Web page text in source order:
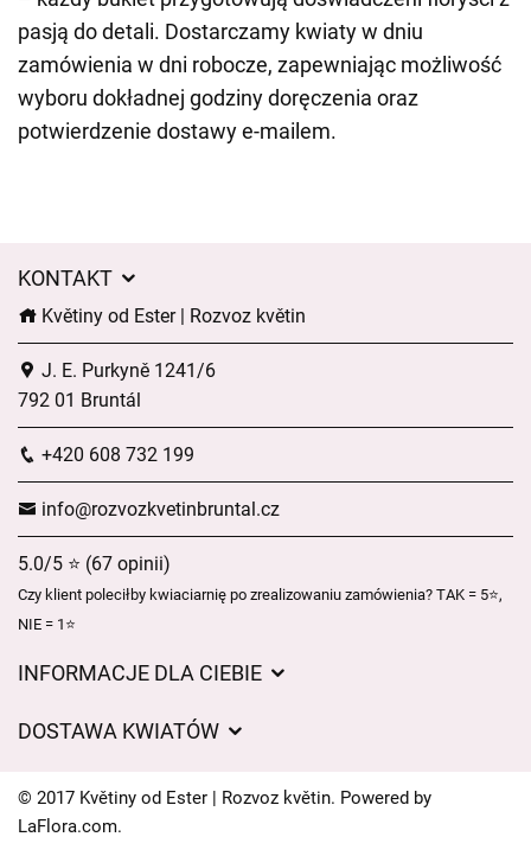
pasją do detali. Dostarczamy kwiaty w dniu
zamówienia w dni robocze, zapewniając możliwość
wyboru dokładnej godziny doręczenia oraz
potwierdzenie dostawy e-mailem.
KONTAKT
Květiny od Ester | Rozvoz květin
J. E. Purkyně 1241/6
792 01 Bruntál
+420 608 732 199
info@rozvozkvetinbruntal.cz
5.0/5 ⭐ (67 opinii)
Czy klient poleciłby kwiaciarnię po zrealizowaniu zamówienia? TAK = 5⭐,
NIE = 1⭐
INFORMACJE DLA CIEBIE
Czasy dostawy kwiatów – przegląd możliwości
DOSTAWA KWIATÓW
Gdzie dostarczamy kwiaty
© 2017 Květiny od Ester | Rozvoz květin. Powered by
LaFlora.com.